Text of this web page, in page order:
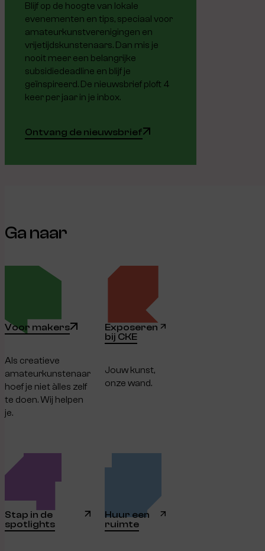
Blijf op de hoogte van lokale
evenementen en tips, speciaal voor
amateurkunstverenigingen en
vrijetijdskunstenaars. Dan mis je
nooit meer een belangrijke
subsidiedeadline en blijf je
geïnspireerd. De nieuwsbrief ploft 4
keer per jaar in je inbox.
Ontvang de nieuwsbrief
Ga naar
Voor makers
Als creatieve
amateurkunstenaar
hoef je niet àlles zelf
te doen. Wij helpen
je.
Exposeren
bij CKE
Jouw kunst,
onze wand.
Stap in de
spotlights
Huur een
ruimte